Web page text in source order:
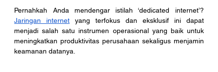
Jaringan internet yang terfokus dan eksklusif ini dapat
menjadi salah satu instrumen operasional yang baik untuk
meningkatkan produktivitas perusahaan sekaligus menjamin
keamanan datanya.